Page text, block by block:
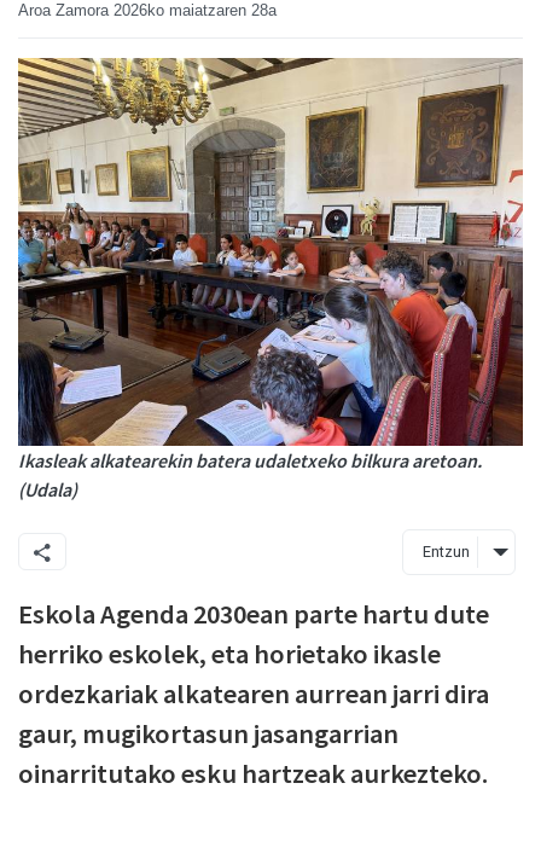
Aroa Zamora 2026ko maiatzaren 28a
Ikasleak alkatearekin batera udaletxeko bilkura aretoan.
(Udala)
Entzun
Eskola Agenda 2030ean parte hartu dute
herriko eskolek, eta horietako ikasle
ordezkariak alkatearen aurrean jarri dira
gaur, mugikortasun jasangarrian
oinarritutako esku hartzeak aurkezteko.